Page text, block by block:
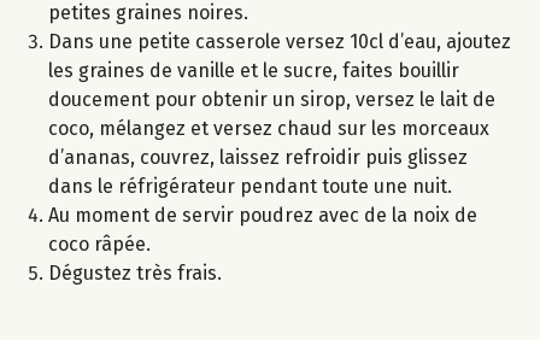
petites graines noires.
Dans une petite casserole versez 10cl d’eau, ajoutez
les graines de vanille et le sucre, faites bouillir
doucement pour obtenir un sirop, versez le lait de
coco, mélangez et versez chaud sur les morceaux
d’ananas, couvrez, laissez refroidir puis glissez
dans le réfrigérateur pendant toute une nuit.
Au moment de servir poudrez avec de la noix de
coco râpée.
Dégustez très frais.